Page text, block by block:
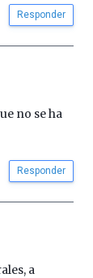
Responder
no se ha
Responder
a